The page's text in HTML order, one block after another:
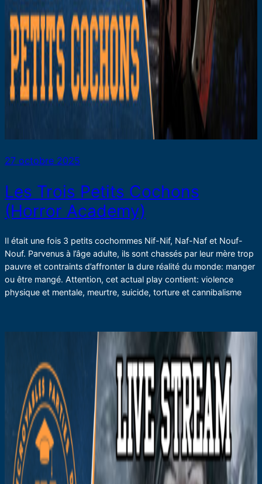
27 octobre 2025
Les Trois Petits Cochons
(Horror Academy)
Il était une fois 3 petits cochommes Nif-Nif, Naf-Naf et Nouf-
Nouf. Parvenus à l’âge adulte, ils sont chassés par leur mère trop
pauvre et contraints d’affronter la dure réalité du monde: manger
ou être mangé. Attention, cet actual play contient: violence
physique et mentale, meurtre, suicide, torture et cannibalisme